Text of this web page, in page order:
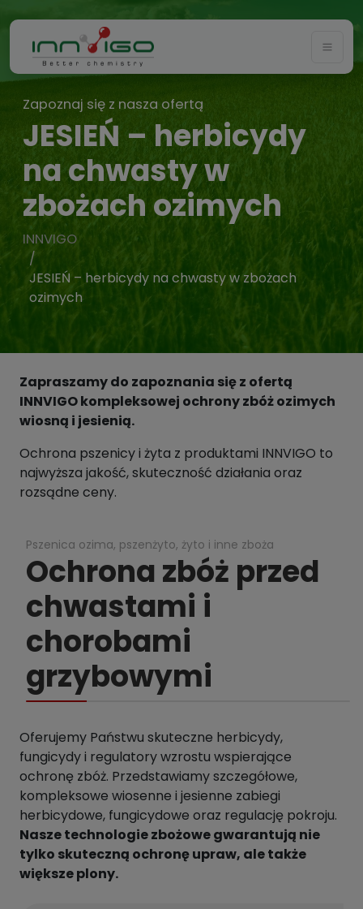
Zapoznaj się z nasza ofertą
JESIEŃ – herbicydy
na chwasty w
zbożach ozimych
INNVIGO
JESIEŃ – herbicydy na chwasty w zbożach
ozimych
Zapraszamy do zapoznania się z ofertą
INNVIGO kompleksowej ochrony zbóż ozimych
wiosną i jesienią.
Ochrona pszenicy i żyta z produktami INNVIGO to
najwyższa jakość, skuteczność działania oraz
rozsądne ceny.
Pszenica ozima, pszenżyto, żyto i inne zboża
Ochrona zbóż przed
chwastami i
chorobami
grzybowymi
Oferujemy Państwu skuteczne herbicydy,
fungicydy i regulatory wzrostu wspierające
ochronę zbóż. Przedstawiamy szczegółowe,
kompleksowe wiosenne i jesienne zabiegi
herbicydowe, fungicydowe oraz regulację pokroju.
Nasze technologie zbożowe gwarantują nie
tylko skuteczną ochronę upraw, ale także
większe plony.